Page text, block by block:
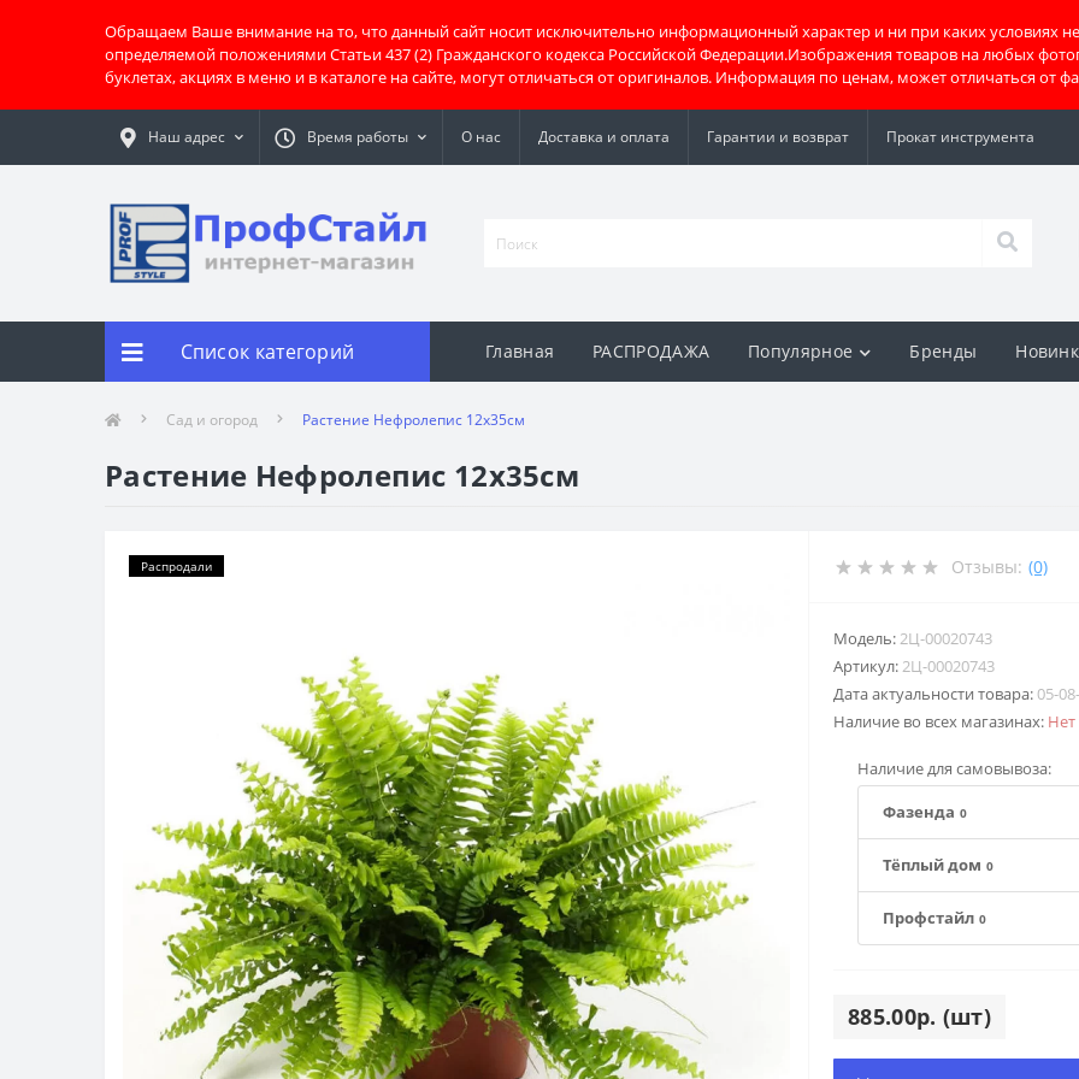
Обращаем Ваше внимание на то, что данный сайт носит исключительно информационный характер и ни при каких условиях
определяемой положениями Статьи 437 (2) Гражданского кодекса Российской Федерации.Изображения товаров на любых
буклетах, акциях в меню и в каталоге на сайте, могут отличаться от оригиналов. Информация по ценам, может отличаться от
Наш адрес Время работы О нас Доставка и оплата Гарантии и возврат Прокат инструмента
Список категорий Главная РАСПРОДАЖА Популярное Бренды
Сад и огород Растение Нефролепис 12х35см
Растение Нефролепис 12х35см
Распродали Отзывы: (0)
Модель:2Ц-00020743
Артикул:2Ц-00020743
Дата актуальности товара:05-
Наличие во всех магазинах:
Наличие для самовывоза:
Фазенда 0
Тёплый дом 0
Профстайл 0
885.00р. (шт)